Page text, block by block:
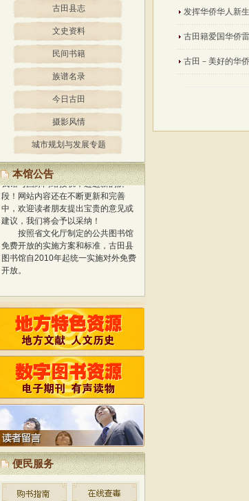
古田县志
文史资料
民间书籍
族谱名录
今日古田
摄影风情
城市规划与发展专题
本馆公告
经过精心策划、设计，我馆网站
于2013年1月正式开通使用，标志着
我馆与国际网络接轨，迈进新的阶
段！网站内容还在不断更新和完善
中，欢迎读者朋友提出宝贵的意见或
建议，我们将会予以采纳！
按照省文化厅制定的公共图书馆
免费开放的实施方案和标准，古田县
图书馆自2010年起统一实施对外免费
开放。
我馆与国际网络接轨，迈进新的阶
段！ 网站内容还在不断更新和完善
中，欢迎读者朋友提出宝贵的意见或
建议，我们将会予以采纳！
按照省文化厅制定的公共图书馆
免费开放的实施方案和标准，古田县
图书馆自2010年起统一实施对外免费
开放。
便民服务
发挥华侨华人新
古田籍爱国华侨
古田－美好的华